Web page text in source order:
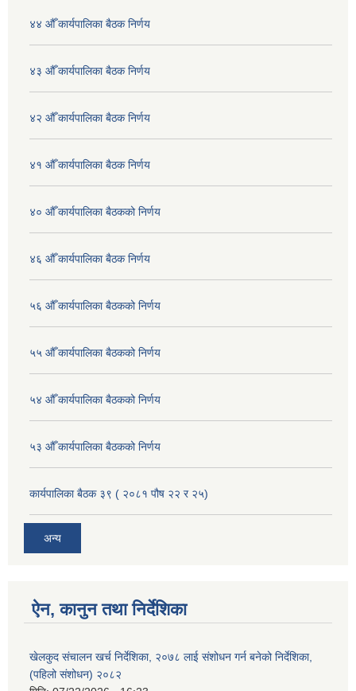
४४ औँ कार्यपालिका बैठक निर्णय
४३ औँ कार्यपालिका बैठक निर्णय
४२ औँ कार्यपालिका बैठक निर्णय
४१ औँ कार्यपालिका बैठक निर्णय
४० औँ कार्यपालिका बैठकको निर्णय
४६ औँ कार्यपालिका बैठक निर्णय
५६ औँ कार्यपालिका बैठकको निर्णय
५५ औँ कार्यपालिका बैठकको निर्णय
५४ औँ कार्यपालिका बैठकको निर्णय
५३ औँ कार्यपालिका बैठकको निर्णय
कार्यपालिका बैठक ३९ ( २०८१ पौष २२ र २५)
अन्य
ऐन, कानुन तथा निर्देशिका
खेलकुद संचालन खर्च निर्देशिका, २०७८ लाई संशोधन गर्न बनेको निर्देशिका,
(पहिलो संशोधन) २०८२